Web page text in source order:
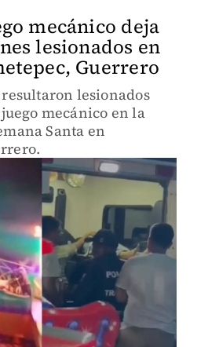
mecánico deja
lesionados en
Guerrero
lesionados
mecánico en la
Santa en